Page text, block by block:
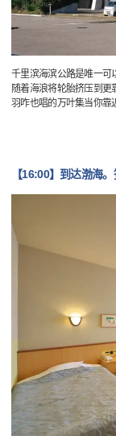
千里滨海滨公路是唯一可
随着海浪将轮胎挤压到更
羽咋也唱的万叶集当你靠
【16:00】到达渤海